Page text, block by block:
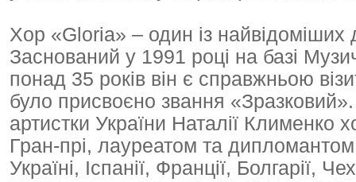
Хор «Gloria» – один із найвідоміших
Заснований у 1991 році на базі
понад 35 років він є справжньою
було присвоєно звання
артистки України Наталії
Гран-прі, лауреатом та
Україні, Іспанії, Франції, Болгарії,